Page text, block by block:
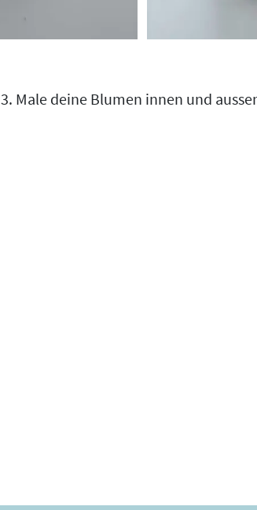
3. Male deine Blumen innen und